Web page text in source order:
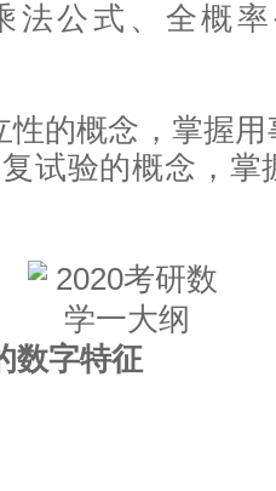
法公式、全概
的概念，掌握用
试验的概念，掌
字特征